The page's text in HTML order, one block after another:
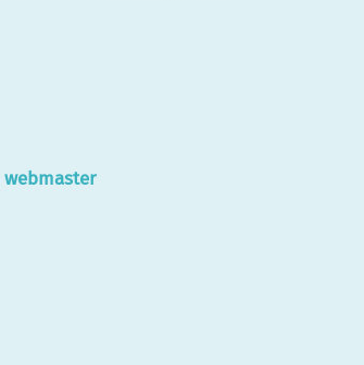
webmaster